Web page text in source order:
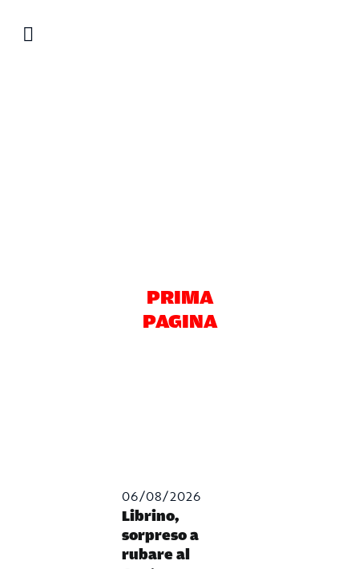
PRIMA
PAGINA
06/08/2026
Librino,
sorpreso a
rubare al